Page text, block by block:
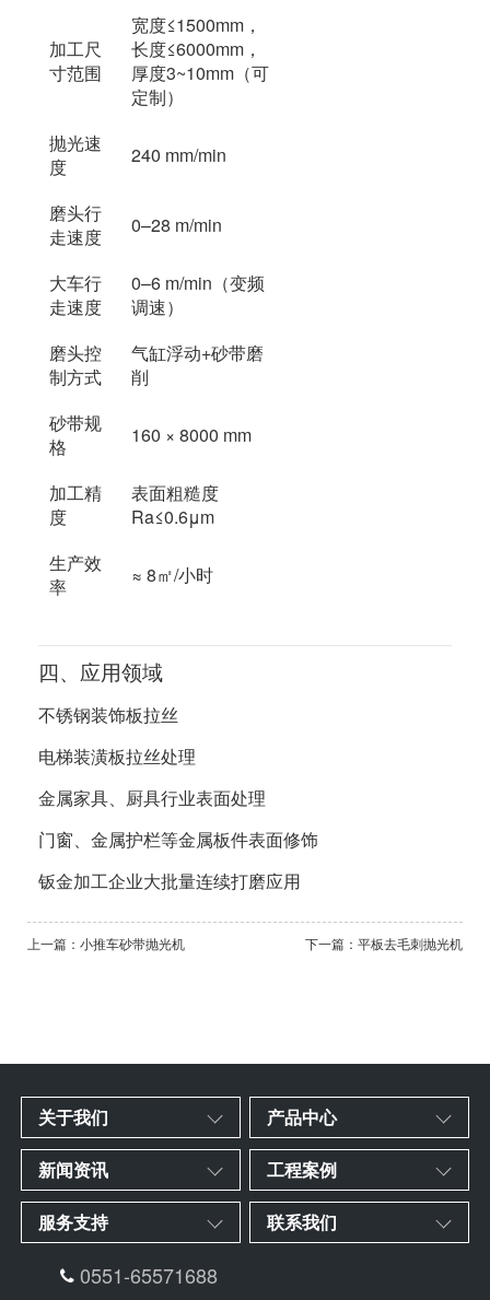
加工尺
寸范围
宽度≤1500mm，
长度≤6000mm，
厚度3~10mm（可
定制）
抛光速
度
240 mm/min
磨头行
走速度
0–28 m/min
大车行
走速度
0–6 m/min（变频
调速）
磨头控
制方式
气缸浮动+砂带磨
削
砂带规
格
160 × 8000 mm
加工精
度
表面粗糙度
Ra≤0.6μm
生产效
率
≈ 8㎡/小时
四、应用领域
不锈钢装饰板拉丝
电梯装潢板拉丝处理
金属家具、厨具行业表面处理
门窗、金属护栏等金属板件表面修饰
钣金加工企业大批量连续打磨应用
上一篇：小推车砂带抛光机 下一篇：平板去毛刺抛光机
关于我们 产品中心
新闻资讯 工程案例
服务支持 联系我们
0551-65571688